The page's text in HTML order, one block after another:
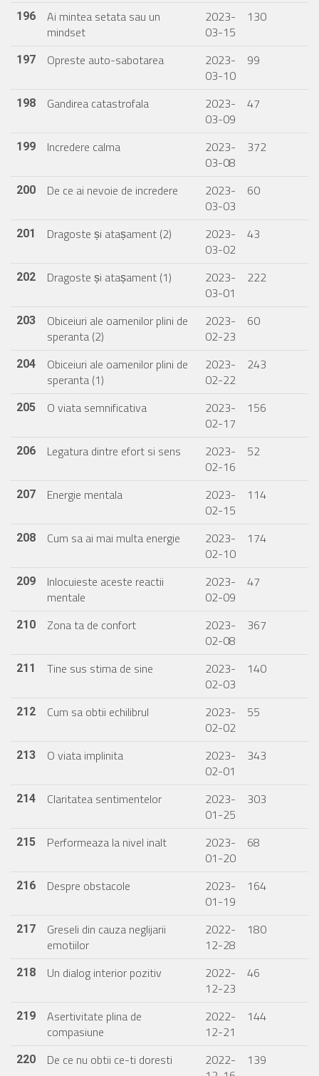
196
Ai mintea setata sau un
mindset
2023-
03-15
130
197 Opreste auto-sabotarea
2023-
03-10
99
198 Gandirea catastrofala
2023-
03-09
47
199 Incredere calma
2023-
03-08
372
200 De ce ai nevoie de incredere
2023-
03-03
60
201 Dragoste și atașament (2)
2023-
03-02
43
202 Dragoste și atașament (1)
2023-
03-01
222
203
Obiceiuri ale oamenilor plini de
speranta (2)
2023-
02-23
60
204
Obiceiuri ale oamenilor plini de
speranta (1)
2023-
02-22
243
205 O viata semnificativa
2023-
02-17
156
206 Legatura dintre efort si sens
2023-
02-16
52
207 Energie mentala
2023-
02-15
114
208 Cum sa ai mai multa energie
2023-
02-10
174
209
Inlocuieste aceste reactii
mentale
2023-
02-09
47
210 Zona ta de confort
2023-
02-08
367
211 Tine sus stima de sine
2023-
02-03
140
212 Cum sa obtii echilibrul
2023-
02-02
55
213 O viata implinita
2023-
02-01
343
214 Claritatea sentimentelor
2023-
01-25
303
215 Performeaza la nivel inalt
2023-
01-20
68
216 Despre obstacole
2023-
01-19
164
217
Greseli din cauza neglijarii
emotiilor
2022-
12-28
180
218 Un dialog interior pozitiv
2022-
12-23
46
219
Asertivitate plina de
compasiune
2022-
12-21
144
220 De ce nu obtii ce-ti doresti
2022-
139